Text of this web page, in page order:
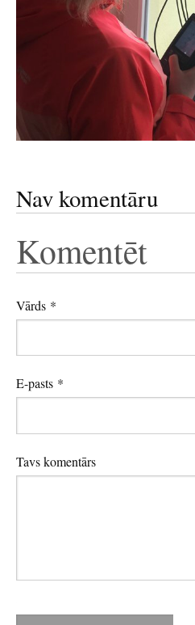
Nav komentāru
Komentēt
Vārds *
E-pasts *
Tavs komentārs